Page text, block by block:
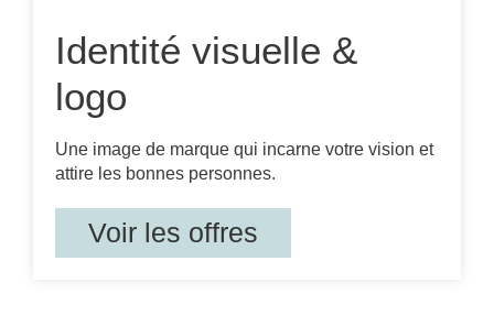
Identité visuelle &
logo
Une image de marque qui incarne votre vision et
attire les bonnes personnes.
Voir les offres